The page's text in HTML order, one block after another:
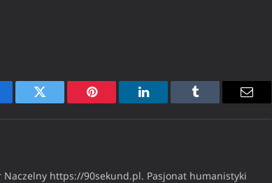
Twitter Pinterest LinkedIn Tumblr Email
Naczelny https://90sekund.pl. Pasjonat humanistyki